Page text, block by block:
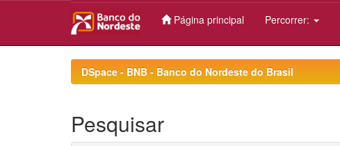
Página principal Percorrer:
DSpace - BNB - Banco do Nordeste do Brasil
Pesquisar